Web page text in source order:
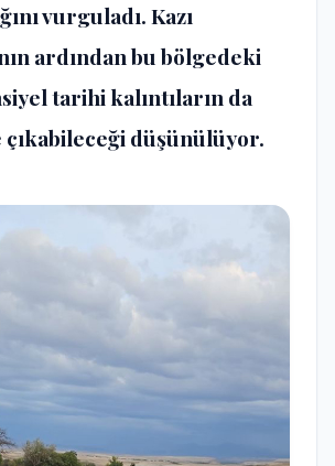
vurguladı. Kazı
ardından bu bölgedeki
tarihi kalıntıların da
çıkabileceği düşünülüyor.